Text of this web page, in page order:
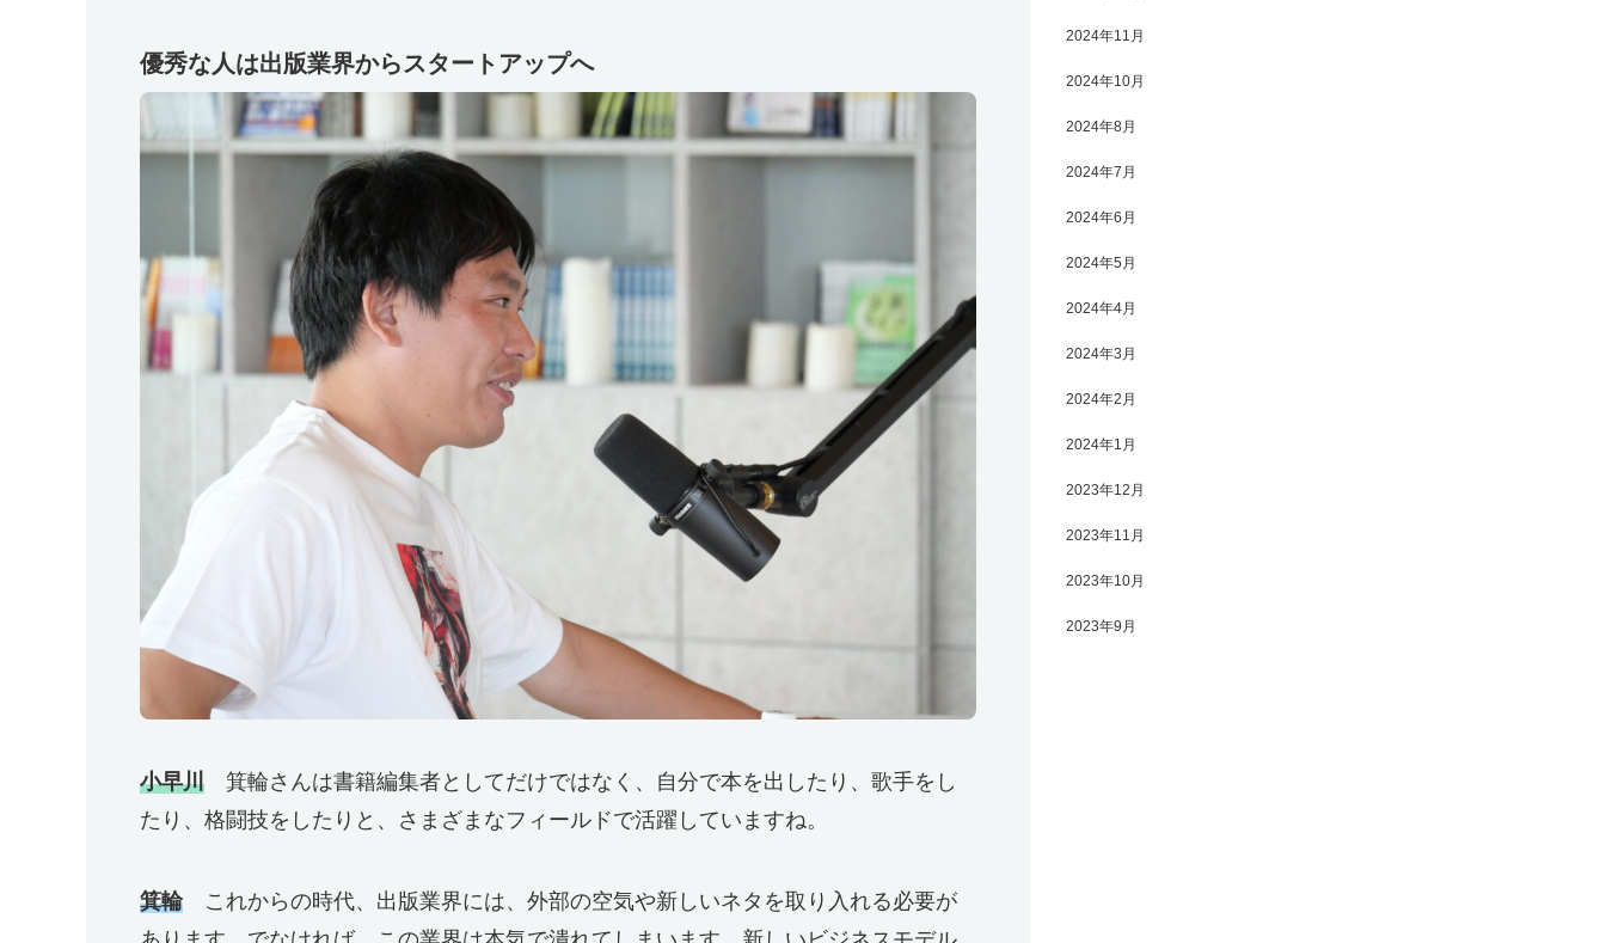
優秀な人は出版業界からスタートアップへ
小早川 箕輪さんは書籍編集者としてだけではなく、自分で本を出したり、歌手をし
たり、格闘技をしたりと、さまざまなフィールドで活躍していますね。
箕輪 これからの時代、出版業界には、外部の空気や新しいネタを取り入れる必要が
2024年11月
2024年10月
2024年8月
2024年7月
2024年6月
2024年5月
2024年4月
2024年3月
2024年2月
2024年1月
2023年12月
2023年11月
2023年10月
2023年9月